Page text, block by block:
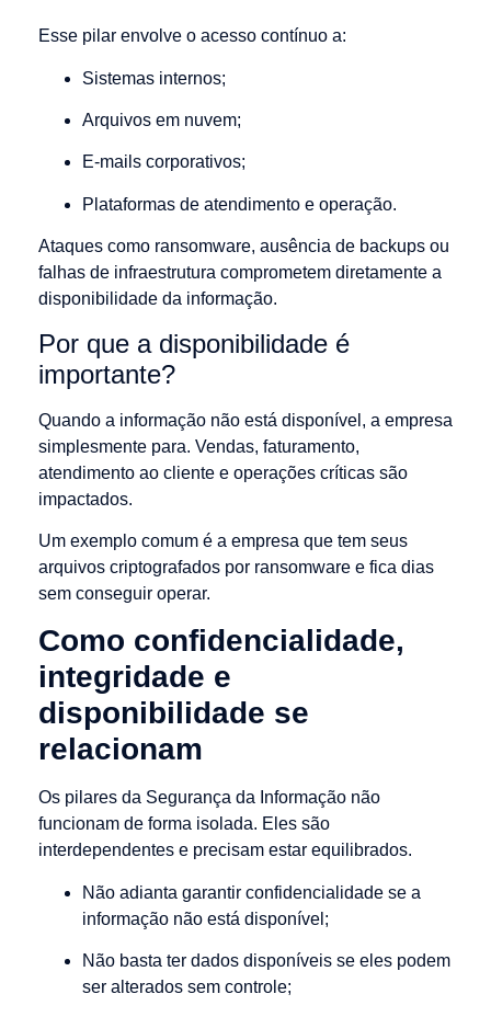
Esse pilar envolve o acesso contínuo a:
Sistemas internos;
Arquivos em nuvem;
E-mails corporativos;
Plataformas de atendimento e operação.
Ataques como ransomware, ausência de backups ou
falhas de infraestrutura comprometem diretamente a
disponibilidade da informação.
Por que a disponibilidade é
importante?
Quando a informação não está disponível, a empresa
simplesmente para. Vendas, faturamento,
atendimento ao cliente e operações críticas são
impactados.
Um exemplo comum é a empresa que tem seus
arquivos criptografados por ransomware e fica dias
sem conseguir operar.
Como confidencialidade,
integridade e
disponibilidade se
relacionam
Os pilares da Segurança da Informação não
funcionam de forma isolada. Eles são
interdependentes e precisam estar equilibrados.
Não adianta garantir confidencialidade se a
informação não está disponível;
Não basta ter dados disponíveis se eles podem
ser alterados sem controle;